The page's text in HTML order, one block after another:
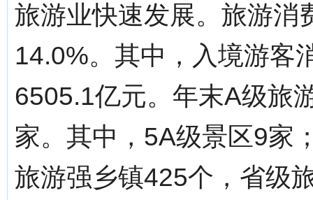
旅游业快速发展。旅游消
14.0%。其中，入境游客
6505.1亿元。年末A级旅
家。其中，5A级景区9家
旅游强乡镇425个，省级